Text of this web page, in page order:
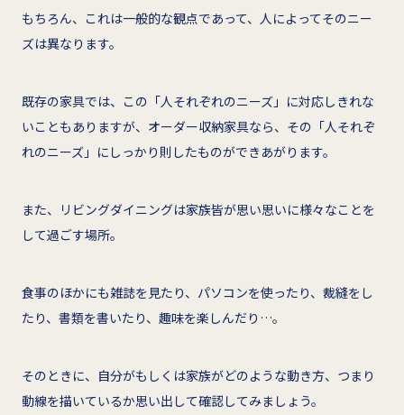
もちろん、これは一般的な観点であって、人によってそのニー
ズは異なります。
既存の家具では、この「人それぞれのニーズ」に対応しきれな
いこともありますが、オーダー収納家具なら、その「人それぞ
れのニーズ」にしっかり則したものができあがります。
また、リビングダイニングは家族皆が思い思いに様々なことを
して過ごす場所。
食事のほかにも雑誌を見たり、パソコンを使ったり、裁縫をし
たり、書類を書いたり、趣味を楽しんだり…。
そのときに、自分がもしくは家族がどのような動き方、つまり
動線を描いているか思い出して確認してみましょう。